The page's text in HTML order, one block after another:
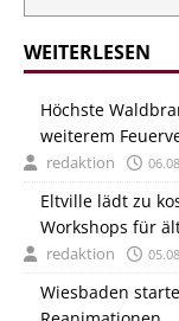
WEITERLESEN
Höchste
weiterem
redaktion
Eltville lädt zu
Workshops für
redaktion
Wiesbaden